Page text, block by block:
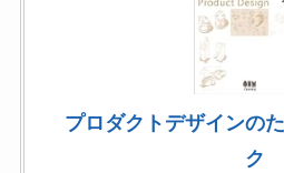
プロダクトデザインの
ク